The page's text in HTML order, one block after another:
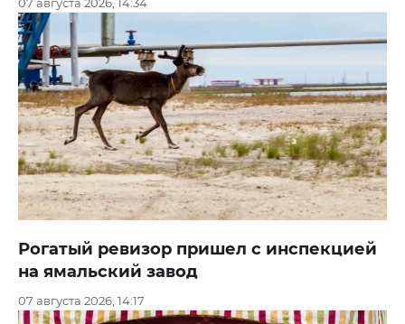
07 августа 2026, 14:34
Рогатый ревизор пришел с инспекцией
на ямальский завод
07 августа 2026, 14:17